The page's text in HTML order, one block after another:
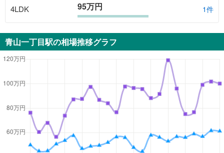
4LDK 95万円 1件
青山一丁目駅の相場推移グラフ